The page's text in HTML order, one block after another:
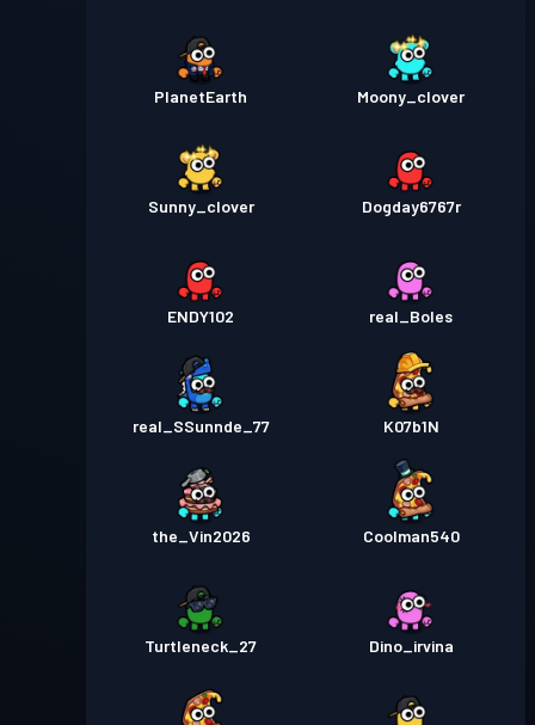
PlanetEarth Moony_clover
Sunny_clover Dogday6767r
ENDY102 real_Boles
real_SSunnde_77 K07b1N
the_Vin2026 Coolman540
Turtleneck_27 Dino_irvina